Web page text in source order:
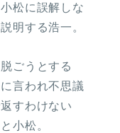
松に誤解しな
明する浩一。
ごうとする
言われ不思議
すわけない
小松。